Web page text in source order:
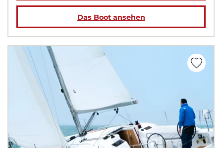
Das Boot ansehen